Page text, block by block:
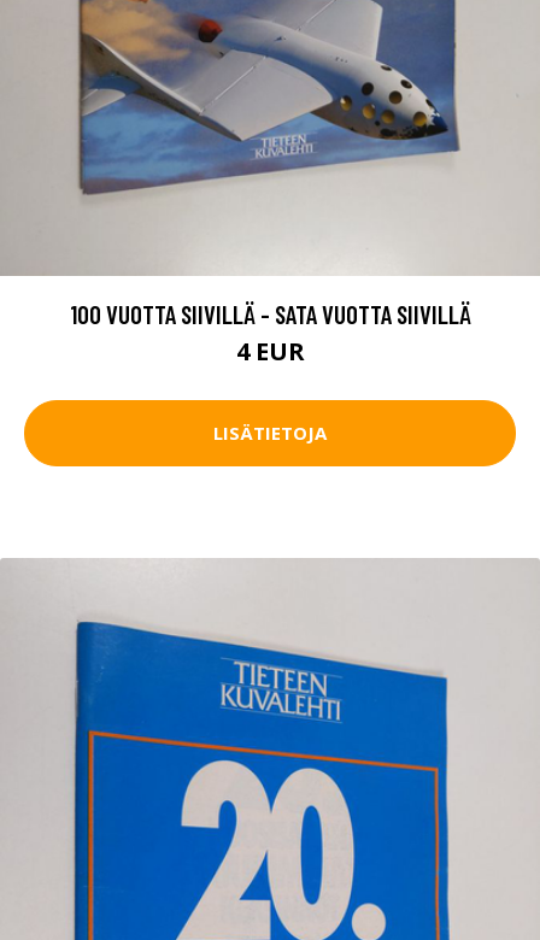
100 VUOTTA SIIVILLÄ - SATA VUOTTA SIIVILLÄ
4 EUR
LISÄTIETOJA